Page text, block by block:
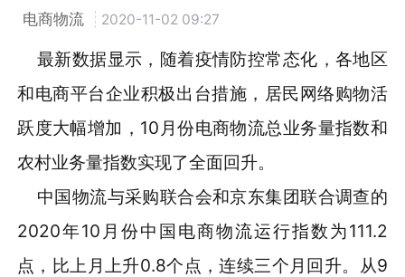
电商物流 2020-11-02 09:27
最新数据显示，随着疫情防控常态化，各地区
和电商平台企业积极出台措施，居民网络购物活
跃度大幅增加，10月份电商物流总业务量指数和
农村业务量指数实现了全面回升。
中国物流与采购联合会和京东集团联合调查的
2020年10月份中国电商物流运行指数为111.2
点，比上月上升0.8个点，连续三个月回升。从9